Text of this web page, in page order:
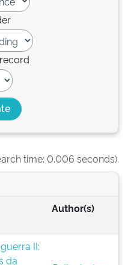
time: 0.006 seconds).
Author(s)
II:
da